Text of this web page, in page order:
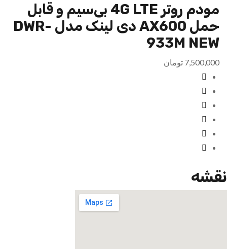
مودم روتر 4G LTE بی‌سیم و قابل
حمل AX600 دی لينک مدل DWR-
933M NEW
7,500,000 تومان
نقشه